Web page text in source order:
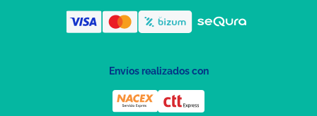
Envíos realizados con